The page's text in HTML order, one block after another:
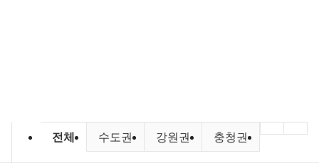
캠핑정보 및 캠핑장비 소개 분류 목
전체 수도권 강원권 충청권 전라권
이전 분
다